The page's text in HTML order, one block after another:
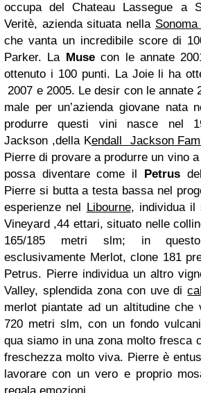
occupa del Chateau Lassegue a
Veritè, azienda situata nella
che vanta un incredibile score di
Parker. La Musecon le annate
ottenuto i 100 punti. La Joie li ha
2007 e 2005. Le desir con le annate
male per un’azienda giovane nata
produrre questi vini nasce nel
Jackson ,della Kendall Jackson
Pierre di provare a produrre un vino
possa diventare come il Petrus
Pierre si butta a testa bassa nel
esperienze nel Libourne, individua il
Vineyard ,44 ettari, situato nelle
165/185 metri slm; in
esclusivamente Merlot, clone 181
Petrus. Pierre individua un altro
Valley, splendida zona con uve di
merlot piantate ad un altitudine
720 metri slm, con un fondo
qua siamo in una zona molto fresca
freschezza molto viva. Pierre è
lavorare con un vero e proprio